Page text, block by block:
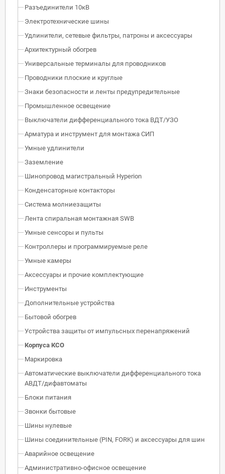
Разъединители 10кВ
Электротехнические шины
Удлинители, сетевые фильтры, патроны и аксессуары
Архитектурный обогрев
Универсальные терминалы для проводников
Проводники плоские и круглые
Знаки безопасности и ленты предупредительные
Промышленное освещение
Выключатели дифференциального тока ВДТ/УЗО
Арматура и инструмент для монтажа СИП
Умные удлинители
Заземление
Шинопровод магистральный Hyperion
Конденсаторные контакторы
Система молниезащиты
Лента спиральная монтажная SWB
Умные сенсоры и пульты
Контроллеры и программируемые реле
Умные камеры
Аксессуары и прочие комплектующие
Инструменты
Дополнительные устройства
Бытовой обогрев
Устройства защиты от импульсных перенапряжений
Корпуса КСО
Маркировка
Автоматические выключатели дифференциального тока
АВДТ/дифавтоматы
Блоки питания
Звонки бытовые
Шины нулевые
Шины соединительные (PIN, FORK) и аксессуары для шин
Аварийное освещение
Административно-офисное освещение